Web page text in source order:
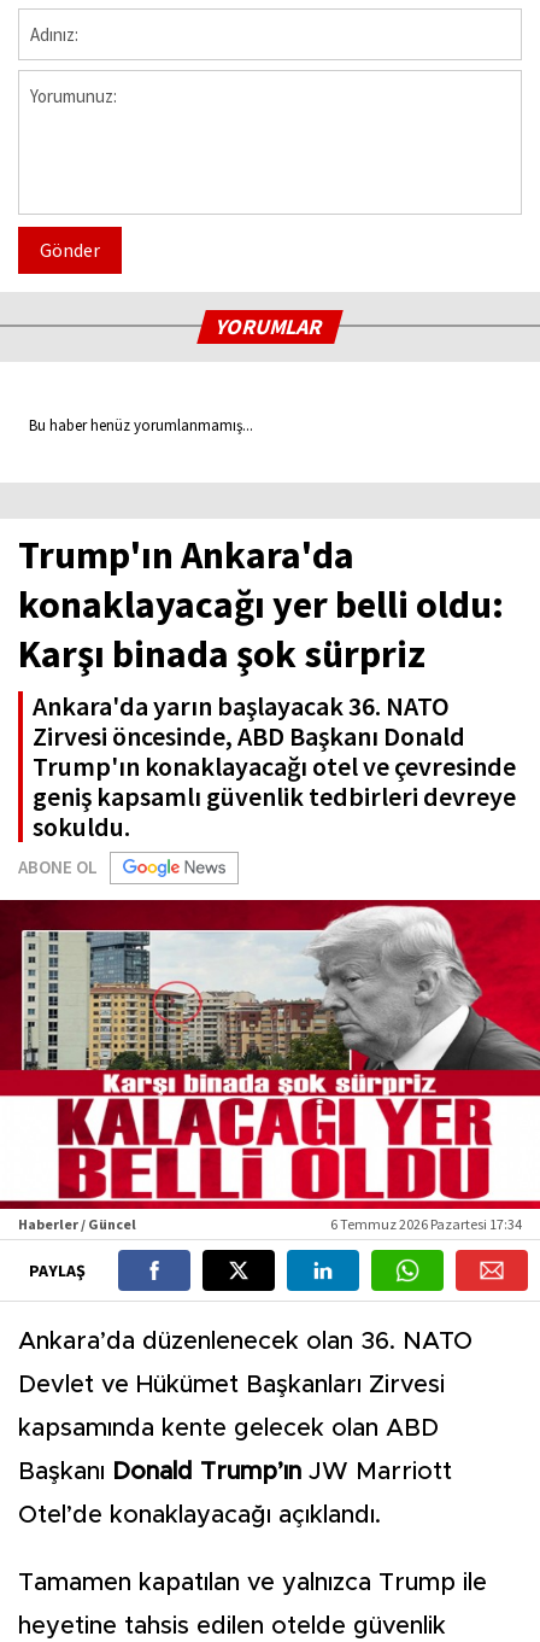
Gönder
YORUMLAR
Bu haber henüz yorumlanmamış...
Trump'ın Ankara'da
konaklayacağı yer belli oldu:
Karşı binada şok sürpriz
Ankara'da yarın başlayacak 36. NATO
Zirvesi öncesinde, ABD Başkanı Donald
Trump'ın konaklayacağı otel ve çevresinde
geniş kapsamlı güvenlik tedbirleri devreye
sokuldu.
ABONE OL
Haberler / Güncel 6 Temmuz 2026 Pazartesi 17:34
PAYLAŞ
Ankara’da düzenlenecek olan 36. NATO
Devlet ve Hükümet Başkanları Zirvesi
kapsamında kente gelecek olan ABD
Başkanı Donald Trump’ın JW Marriott
Otel’de konaklayacağı açıklandı.
Tamamen kapatılan ve yalnızca Trump ile
heyetine tahsis edilen otelde güvenlik